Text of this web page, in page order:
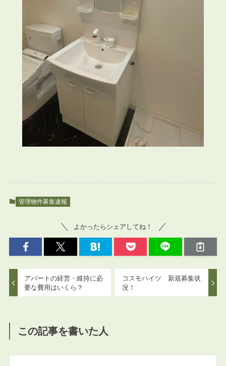
管理物件募集速報
よかったらシェアしてね！
アパートの経営・維持に必
要な費用はいくら？
コスモハイツ 新規募集状
況！
この記事を書いた人